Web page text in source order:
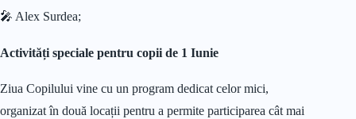
🎤 Alex Surdea;
Activități speciale pentru copii de 1 Iunie
Ziua Copilului vine cu un program dedicat celor mici,
organizat în două locații pentru a permite participarea cât mai